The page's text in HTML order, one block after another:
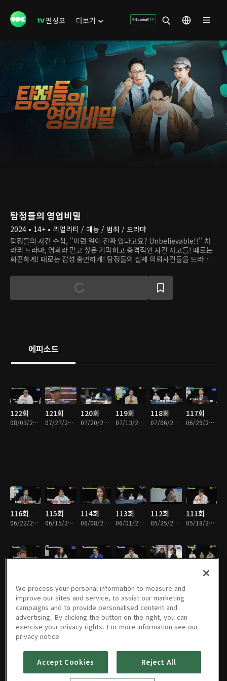
편성표 더보기
탐정들의 영업비밀
2024 • 14+ • 리얼리티 / 예능 / 범죄 / 드라마
탐정들의 사건 수첩, ''이런 일이 진짜 있다고요? Unbelievable!!'' 차
라리 드라마, 영화라 믿고 싶은 기막히고 충격적인 사건 사고들! 때로는
화끈하게! 때로는 감성 충만하게! 탐정들의 실제 의뢰사건들을 드라마타
을 위한! 오직 의뢰인에 대한 진심 하나로 전국 방방곡곡을 누비는 국민
해결사-지금껏 어디에서도 공개되지 않았던 실제 탐정 업무와 숨은 영업
에피소드
122회
08/03/2026 • 1시간 56분
121회
07/27/2026 • 1시간 50분
120회
07/20/2026 • 1시간 52분
119회
07/13/2026 • 1시간 57분
118회
07/06/2026 • 1시간 50분
117회
06/29/2026 • 1시간 50분
116회
06/22/2026 • 1시간 50분
115회
06/15/2026 • 1시간 52분
114회
06/08/2026 • 1시간 49분
113회
06/01/2026 • 1시간 52분
112회
05/25/2026 • 1시간 50분
111회
05/18/2026 • 1시간 53분
105회
104회
03/30/2026 • 1시간 50분
103회 102회 101회 100회 99회
We process your personal information to measure and
improve our sites and service, to assist our marketing
campaigns and to provide personalised content and
advertising. By clicking the button on the right, you can
exercise your privacy rights. For more information see our
privacy notice
Accept Cookies Reject All